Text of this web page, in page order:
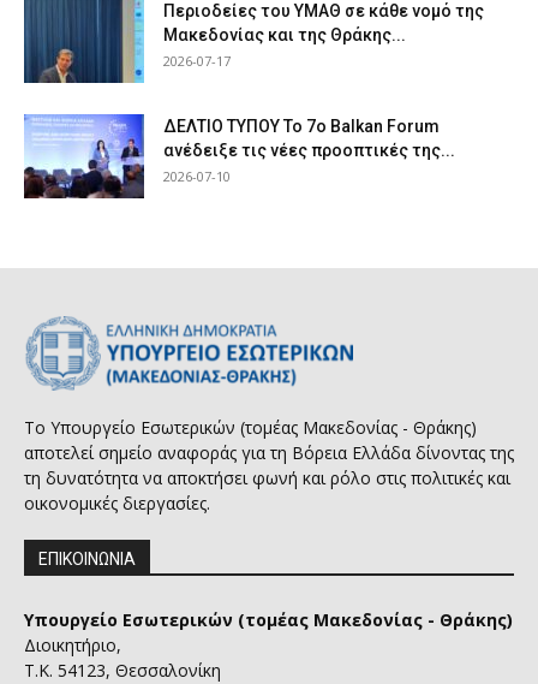
Περιοδείες του ΥΜΑΘ σε κάθε νομό της
Μακεδονίας και της Θράκης...
2026-07-17
ΔΕΛΤΙΟ ΤΥΠΟΥ Το 7ο Balkan Forum
ανέδειξε τις νέες προοπτικές της...
2026-07-10
Το Υπουργείο Εσωτερικών (τομέας Μακεδονίας - Θράκης)
αποτελεί σημείο αναφοράς για τη Βόρεια Ελλάδα δίνοντας της
τη δυνατότητα να αποκτήσει φωνή και ρόλο στις πολιτικές και
οικονομικές διεργασίες.
ΕΠΙΚΟΙΝΩΝΙΑ
Υπουργείο Εσωτερικών (τομέας Μακεδονίας - Θράκης)
Διοικητήριο,
Τ.Κ. 54123, Θεσσαλονίκη